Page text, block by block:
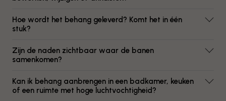
Hoe wordt het behang geleverd? Komt het in één
stuk?
Zijn de naden zichtbaar waar de banen
samenkomen?
Kan ik behang aanbrengen in een badkamer, keuken
of een ruimte met hoge luchtvochtigheid?